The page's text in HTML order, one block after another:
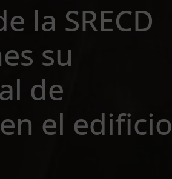
la SRECD
su
de
el edificio